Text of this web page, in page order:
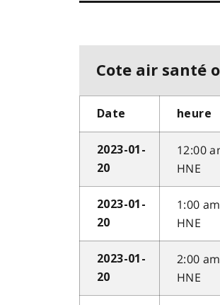
Cote air santé
Date heure
2023-01-
20
12:00
HNE
2023-01-
20
1:00 am
HNE
2023-01-
20
2:00 am
HNE